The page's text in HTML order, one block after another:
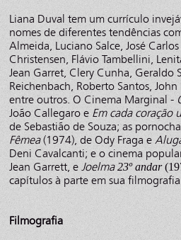
Liana Duval tem um currículo
nomes de diferentes tendências
Almeida, Luciano Salce, José
Christensen, Flávio Tambellini,
Jean Garret, Clery Cunha, Geraldo
Reichenbach, Roberto Santos,
entre outros. O Cinema Marginal -
João Callegaro e Em cada coração
de Sebastião de Souza; as
Fêmea(1974), de Ody Fraga e
Deni Cavalcanti; e o cinema
Jean Garrett, eJoelma23º andar
capítulos à parte em sua
Filmografia